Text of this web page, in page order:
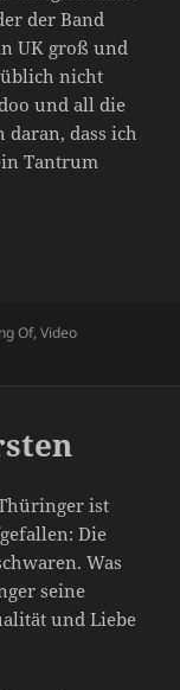
der Band
UK groß und
nicht
und all die
daran, dass ich
Tantrum
Of,Video
ist
Die
Was
seine
und Liebe